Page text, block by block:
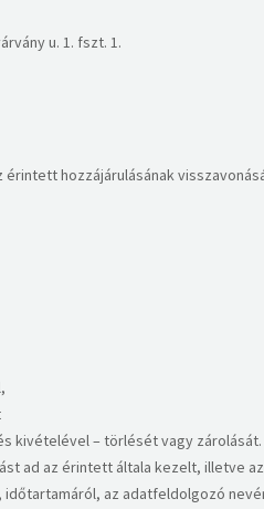
u. 1. fszt. 1.
hozzájárulásának
kivételével – törlését vagy zárolását.
ad az érintett általa kezelt, illetve
az adatfeldolgozó